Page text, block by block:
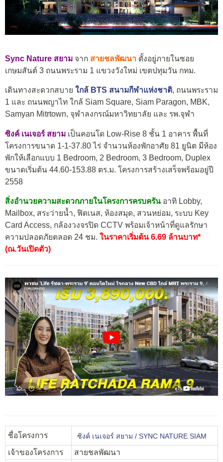
Sync Nature สยาม จาก สายชลพัฒนา ตั้งอยู่ภายในซอย
เกษมสันต์ 3 ถนนพระราม 1 แขวงวังใหม่ เขตปทุมวัน กทม.
เดินทางสะดวกสบาย ใกล้ BTS สนามกีฬาแห่งชาติ, ถนนพระราม
1 และ ถนนพญาไท ใกล้ Siam Square, Siam Paragon, MBK,
Samyan Mitrtown, จุฬาลงกรณ์มหาวิทยาลัย และ รพ.จุฬา
ซิงค์ เนเจอร์ สยาม เป็นคอนโด Low-Rise 8 ชั้น 1 อาคาร พื้นที่
โครงการขนาด 1-1-37.80 ไร่ จำนวนห้องพักอาศัย 81 ยูนิต มีห้อง
พักให้เลือกแบบ 1 Bedroom, 2 Bedroom, 3 Bedroom, Duplex
ขนาดเริ่มต้น 44.60-153.88 ตร.ม. โครงการสร้างเสร็จพร้อมอยู่ปี
2558
สิ่งอำนวยความสะดวกภายในโครงการครบครัน อาทิ Lobby,
Mailbox, สระว่ายน้ำ, ฟิตเนส, ห้องสมุด, สวนหย่อม, ระบบ Key
Card Access, กล้องวงจรปิด CCTV พร้อมเจ้าหน้าที่ดูแลรักษา
ความปลอดภัยตลอด 24 ชม. ในราคาเริ่มต้น 6.69 ล้านบาท*
(ณ.วันเปิดตัว)
ชื่อโครงการ ซิงค์ เนเจอร์ สยาม / SYNC NATURE SIAM
เจ้าของโครงการ สายชลพัฒนา